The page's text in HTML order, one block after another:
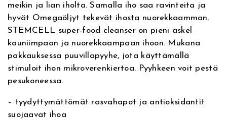
i
n
t
a
o
o
n
:
5
p
e
r
-
f
o
o
meikin ja lian iholta. Samalla iho saa ravinteita ja
hyvät Omegaöljyt tekevät ihosta nuorekkaamman.
STEMCELL super-food cleanser on pieni askel
kauniimpaan ja nuorekkaampaan ihoon. Mukana
pakkauksessa puuvillapyyhe, jota käyttämällä
stimuloit ihon mikroverenkiertoa. Pyyhkeen voit pestä
pesukoneessa.
– tyydyttymättömät rasvahapot ja antioksidantit
suojaavat ihoa